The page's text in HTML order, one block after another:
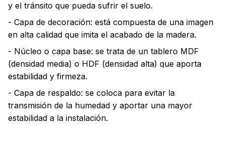
y el tránsito que pueda sufrir el suelo.
- Capa de decoración: está compuesta de una imagen
en alta calidad que imita el acabado de la madera.
- Núcleo o capa base: se trata de un tablero MDF
(densidad media) o HDF (densidad alta) que aporta
estabilidad y firmeza.
- Capa de respaldo: se coloca para evitar la
transmisión de la humedad y aportar una mayor
estabilidad a la instalación.